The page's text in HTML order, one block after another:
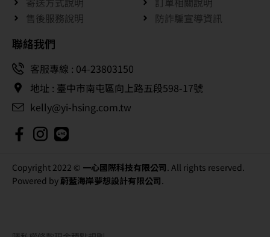
售後服務說明
防詐騙宣導資訊
聯絡我們
客服專線 : 04-23803150
地址 : 臺中市南屯區向上路五段598-17號
kelly@yi-hsing.com.tw
Copyright 2022 © 一心國際科技有限公司. All rights reserved.
Powered by 蔚藍海岸夢想設計有限公司.